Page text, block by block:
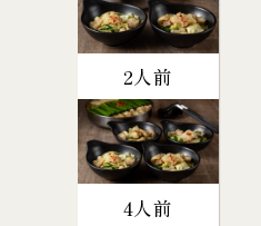
2人前
4人前